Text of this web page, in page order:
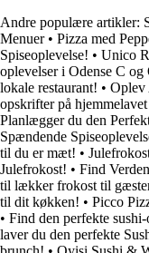
Andre populære artikler:
Menuer• Pizza med
Spiseoplevelse! • Unico
oplevelser i Odense C og
lokale restaurant! • Oplev
opskrifter på
Planlægger du den
Spændende
til du er mæt! •
Julefrokost! • Find
til lækker frokost til
til dit køkken! • Picco
• Find den perfekte
laver du den perfekte